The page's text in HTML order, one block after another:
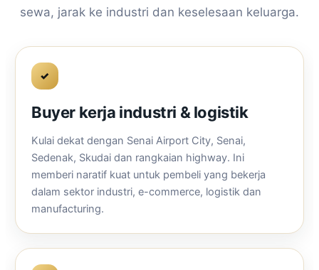
sewa, jarak ke industri dan keselesaan keluarga.
✓
Buyer kerja industri & logistik
Kulai dekat dengan Senai Airport City, Senai,
Sedenak, Skudai dan rangkaian highway. Ini
memberi naratif kuat untuk pembeli yang bekerja
dalam sektor industri, e-commerce, logistik dan
manufacturing.